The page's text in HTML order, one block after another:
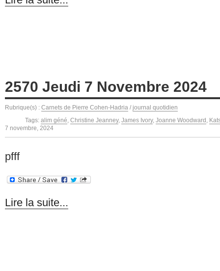
2570 Jeudi 7 Novembre 2024
Rubrique(s) : Carnets de Pierre Cohen-Hadria / journal quotidien
Tags: alim géné Christine Jeanney, James Ivory, Joanne Woodward
7 novembre, 2024
pfff
Lire la suite...